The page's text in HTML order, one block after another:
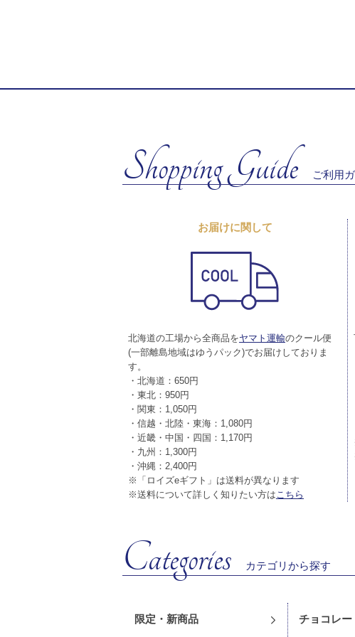
ロイズストリート[ブルー]
Shopping Guide ご利用
お届けに関して
北海道の工場から全商品をヤマト運輸のクール便
(一部離島地域はゆうパック)でお届けしておりま
す。
・北海道：650円
・東北：950円
・関東：1,050円
・信越・北陸・東海：1,080円
・近畿・中国・四国：1,170円
・九州：1,300円
・沖縄：2,400円
※「ロイズeギフト」は送料が異なります
※送料について詳しく知りたい方はこちら
Categories カテゴリから探す
限定・新商品 チョコレー